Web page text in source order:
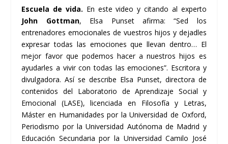
Escuela de vida. En este video y citando al experto
John Gottman, Elsa Punset afirma: “Sed los
entrenadores emocionales de vuestros hijos y dejadles
expresar todas las emociones que llevan dentro… El
mejor favor que podemos hacer a nuestros hijos es
ayudarles a vivir con todas las emociones”. Escritora y
divulgadora. Así se describe Elsa Punset, directora de
contenidos del Laboratorio de Aprendizaje Social y
Emocional (LASE), licenciada en Filosofía y Letras,
Máster en Humanidades por la Universidad de Oxford,
Periodismo por la Universidad Autónoma de Madrid y
Educación Secundaria por la Universidad Camilo José